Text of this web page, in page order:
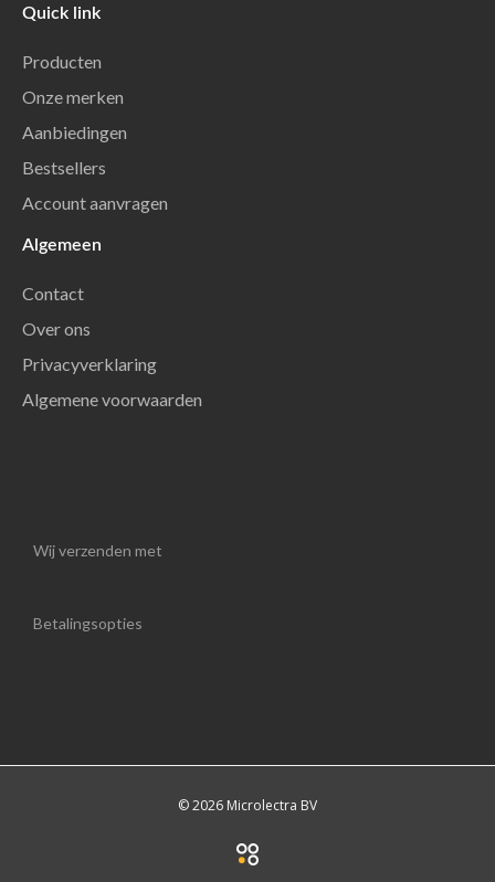
Quick link
Producten
Onze merken
Aanbiedingen
Bestsellers
Account aanvragen
Algemeen
Contact
Over ons
Privacyverklaring
Algemene voorwaarden
Wij verzenden met
Betalingsopties
© 2026 Microlectra BV